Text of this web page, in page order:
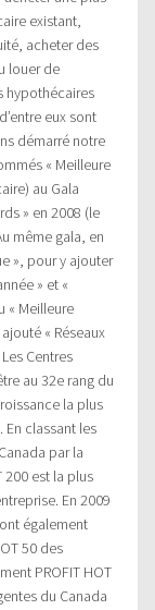
existant,
acheter des
louer de
hypothécaires
eux sont
démarré notre
« Meilleure
au Gala
» en 2008 (le
même gala, en
», pour y ajouter
» et «
« Meilleure
« Réseaux
Centres
au 32e rang du
la plus
En classant les
par la
200 est la plus
En 2009
également
50 des
PROFIT HOT
du Canada